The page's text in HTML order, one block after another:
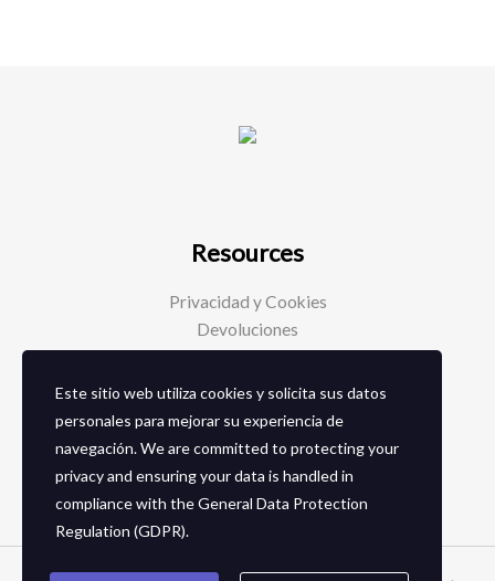
Resources
Privacidad y Cookies
Devoluciones
Social Media
Facebook
Instagram
Este sitio web utiliza cookies y solicita sus datos
personales para mejorar su experiencia de
navegación. We are committed to protecting your
privacy and ensuring your data is handled in
compliance with theGeneral Data Protection
Regulation (GDPR).